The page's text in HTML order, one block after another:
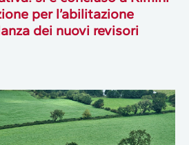
per l’abilitazione
dei nuovi revisori